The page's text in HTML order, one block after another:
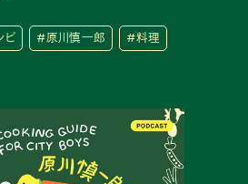
ピ #原川慎一郎 #料理